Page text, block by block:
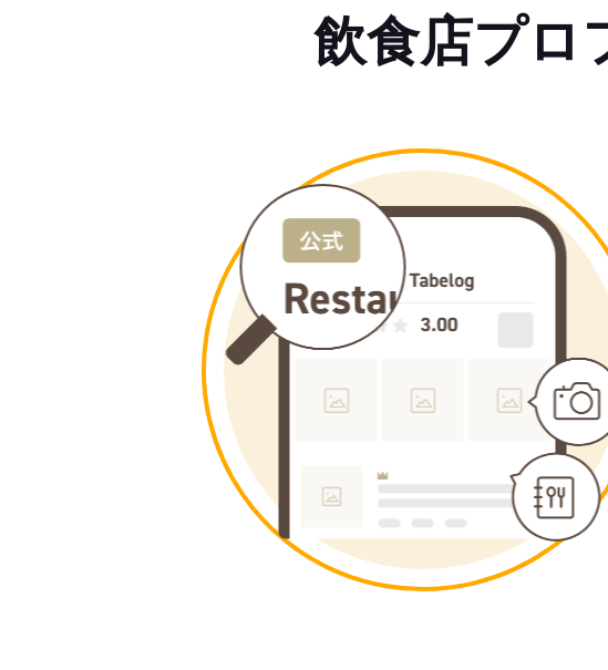
飲食店プロ